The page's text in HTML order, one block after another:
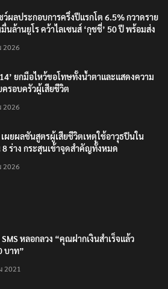
ว์ผลประกอบการครึ่งปีแรกโต 6.5% กวาดราย
นล้านยูโร คว้าไลเซนส์ ‘กุชชี่’ 50 ปี พร้อมส่ง
2026
ยกมือไหว้ขอโทษทั้งน้ำตาและแสดงความ
ครอบครัวผู้เสียชีวิต
2026
ผยผลชันสูตรผู้เสียชีวิตเหตุใช้อาวุธปืนใน
8 ร่าง กระสุนเข้าจุดสำคัญทั้งหมด
2026
หลอกลวง “คุณฝากเงินสำเร็จแล้ว
บาท”
2021